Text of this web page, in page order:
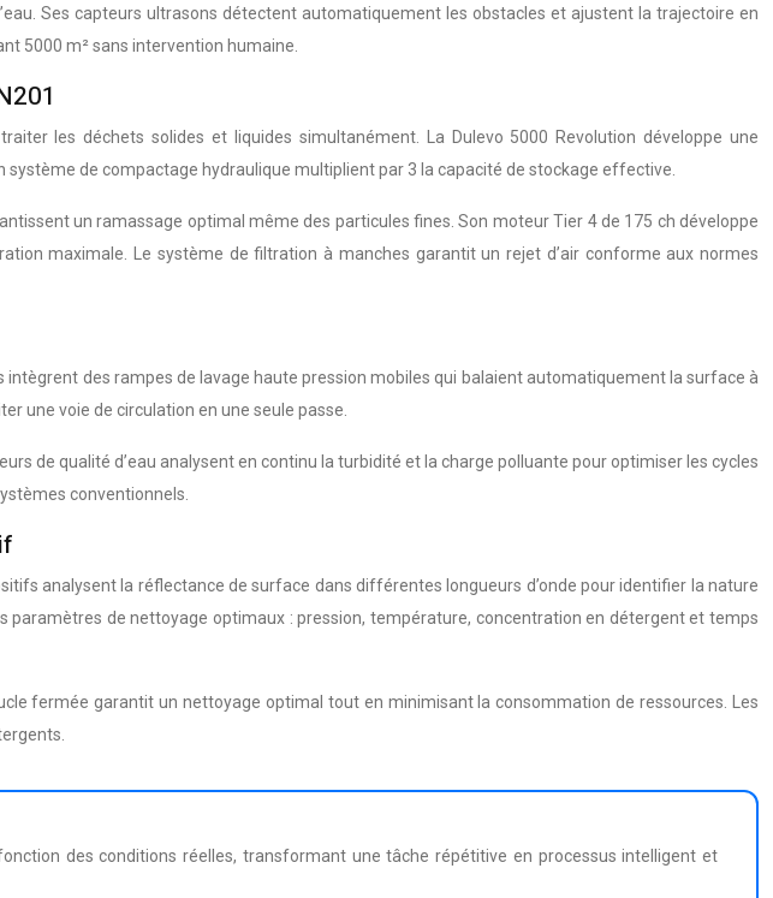
Ses capteurs ultrasons détectent automatiquement les obstacles et ajustent la trajectoire en
5000 m² sans intervention humaine.
les déchets solides et liquides simultanément. La Dulevo 5000 Revolution développe une
de compactage hydraulique multiplient par 3 la capacité de stockage effective.
un ramassage optimal même des particules fines. Son moteur Tier 4 de 175 ch développe
maximale. Le système de filtration à manches garantit un rejet d’air conforme aux normes
des rampes de lavage haute pression mobiles qui balaient automatiquement la surface à
une voie de circulation en une seule passe.
de qualité d’eau analysent en continu la turbidité et la charge polluante pour optimiser les cycles
conventionnels.
analysent la réflectance de surface dans différentes longueurs d’onde pour identifier la nature
paramètres de nettoyage optimaux : pression, température, concentration en détergent et temps
fermée garantit un nettoyage optimal tout en minimisant la consommation de ressources. Les
des conditions réelles, transformant une tâche répétitive en processus intelligent et